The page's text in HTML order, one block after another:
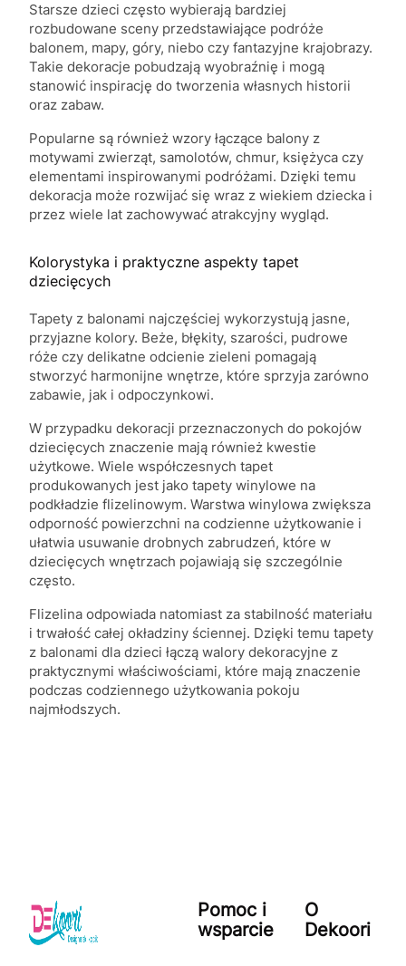
Starsze dzieci często wybierają bardziej
rozbudowane sceny przedstawiające podróże
balonem, mapy, góry, niebo czy fantazyjne krajobrazy.
Takie dekoracje pobudzają wyobraźnię i mogą
stanowić inspirację do tworzenia własnych historii
oraz zabaw.
Popularne są również wzory łączące balony z
motywami zwierząt, samolotów, chmur, księżyca czy
elementami inspirowanymi podróżami. Dzięki temu
dekoracja może rozwijać się wraz z wiekiem dziecka i
przez wiele lat zachowywać atrakcyjny wygląd.
Kolorystyka i praktyczne aspekty tapet
dziecięcych
Tapety z balonami najczęściej wykorzystują jasne,
przyjazne kolory. Beże, błękity, szarości, pudrowe
róże czy delikatne odcienie zieleni pomagają
stworzyć harmonijne wnętrze, które sprzyja zarówno
zabawie, jak i odpoczynkowi.
W przypadku dekoracji przeznaczonych do pokojów
dziecięcych znaczenie mają również kwestie
użytkowe. Wiele współczesnych tapet
produkowanych jest jako tapety winylowe na
podkładzie flizelinowym. Warstwa winylowa zwiększa
odporność powierzchni na codzienne użytkowanie i
ułatwia usuwanie drobnych zabrudzeń, które w
dziecięcych wnętrzach pojawiają się szczególnie
często.
Flizelina odpowiada natomiast za stabilność materiału
i trwałość całej okładziny ściennej. Dzięki temu tapety
z balonami dla dzieci łączą walory dekoracyjne z
praktycznymi właściwościami, które mają znaczenie
podczas codziennego użytkowania pokoju
najmłodszych.
Pomoc i
wsparcie
O
Dekoori